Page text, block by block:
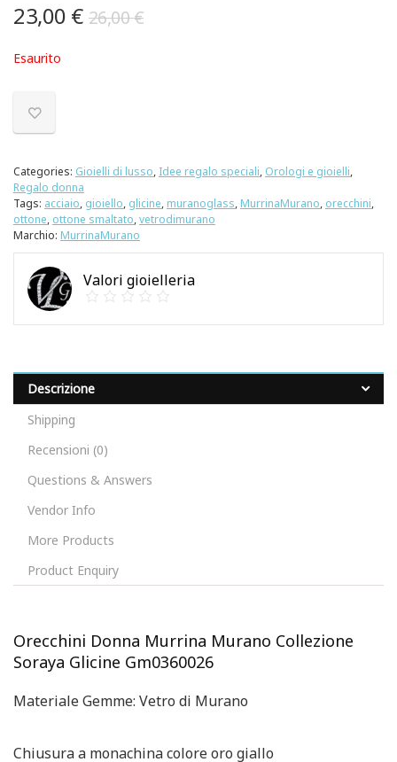
26,00€
23,00 €
Esaurito
Categories: Gioielli di lusso, Idee regalo speciali, Orologi e gioielli,
Regalo donna
Tags: acciaio, gioiello, glicine, muranoglass, MurrinaMurano, orecchini,
ottone, ottone smaltato,vetrodimurano
Marchio: MurrinaMurano
Valori gioielleria
Descrizione
Shipping
Recensioni (0)
Questions & Answers
Vendor Info
More Products
Product Enquiry
Orecchini Donna Murrina Murano Collezione
Soraya Glicine Gm0360026
Materiale Gemme: Vetro di Murano
Chiusura a monachina colore oro giallo